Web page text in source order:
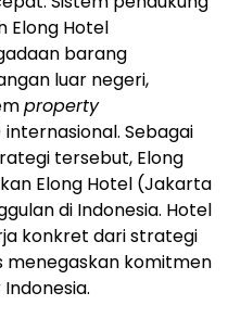
Elong Hotel
barang
luar negeri,
property
internasional. Sebagai
tersebut, Elong
Elong Hotel (Jakarta
di Indonesia. Hotel
konkret dari strategi
menegaskan komitmen